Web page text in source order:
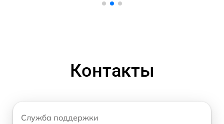
Контакты
Служба поддержки